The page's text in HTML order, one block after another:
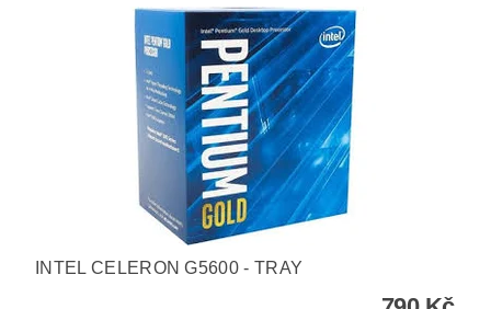
INTEL CELERON G5600 - TRAY